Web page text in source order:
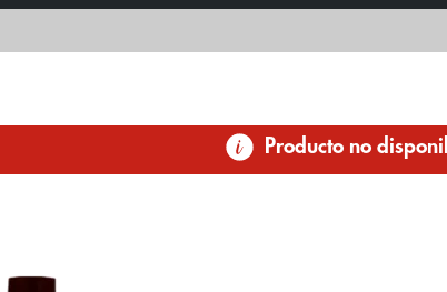
Producto no